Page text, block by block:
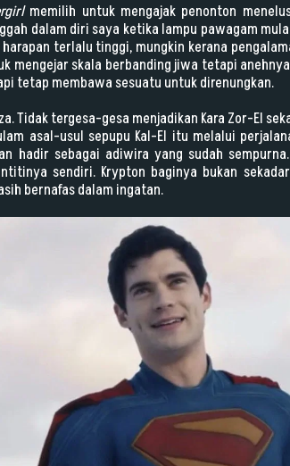
memilih untuk mengajak penonton
dalam diri saya ketika lampu pawagam
terlalu tinggi, mungkin kerana
mengejar skala berbanding jiwa tetapi
tetap membawa sesuatu untuk direnungkan.
Tidak tergesa-gesa menjadikan Kara Zor-El
asal-usul sepupu Kal-El itu melalui
hadir sebagai adiwira yang sudah
sendiri. Krypton baginya bukan
bernafas dalam ingatan.